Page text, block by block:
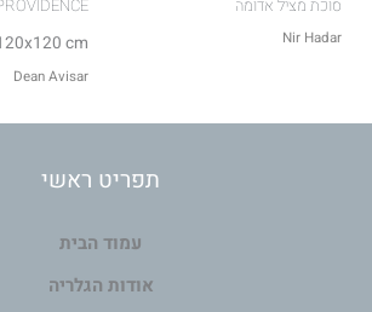
סוכת מציל אדומה
Nir Hadar
PROVIDENCE
120x120 cm
Dean Avisar
תפריט ראשי
עמוד הבית
אודות הגלריה